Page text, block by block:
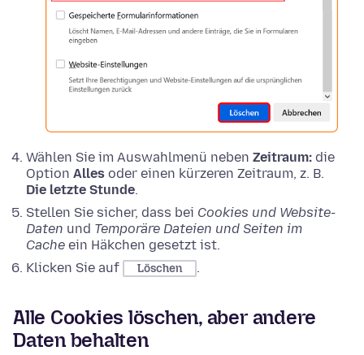
Wählen Sie im Auswahlmenü neben Zeitraum: die
Option Alles oder einen kürzeren Zeitraum, z. B.
Die letzte Stunde.
Stellen Sie sicher, dass bei Cookies und Website-
Daten und Temporäre Dateien und Seiten im
Cache ein Häkchen gesetzt ist.
Klicken Sie auf
Löschen .
Alle Cookies löschen, aber andere
Daten behalten